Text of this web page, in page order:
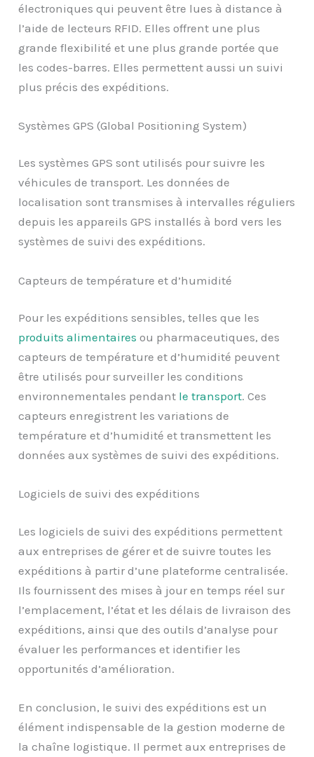
électroniques qui peuvent être lues à distance à
l’aide de lecteurs RFID. Elles offrent une plus
grande flexibilité et une plus grande portée que
les codes-barres. Elles permettent aussi un suivi
plus précis des expéditions.
Systèmes GPS (Global Positioning System)
Les systèmes GPS sont utilisés pour suivre les
véhicules de transport. Les données de
localisation sont transmises à intervalles réguliers
depuis les appareils GPS installés à bord vers les
systèmes de suivi des expéditions.
Capteurs de température et d’humidité
Pour les expéditions sensibles, telles que les
produits alimentaires ou pharmaceutiques, des
capteurs de température et d’humidité peuvent
être utilisés pour surveiller les conditions
environnementales pendant le transport. Ces
capteurs enregistrent les variations de
température et d’humidité et transmettent les
données aux systèmes de suivi des expéditions.
Logiciels de suivi des expéditions
Les logiciels de suivi des expéditions permettent
aux entreprises de gérer et de suivre toutes les
expéditions à partir d’une plateforme centralisée.
Ils fournissent des mises à jour en temps réel sur
l’emplacement, l’état et les délais de livraison des
expéditions, ainsi que des outils d’analyse pour
évaluer les performances et identifier les
opportunités d’amélioration.
En conclusion, le suivi des expéditions est un
élément indispensable de la gestion moderne de
la chaîne logistique. Il permet aux entreprises de